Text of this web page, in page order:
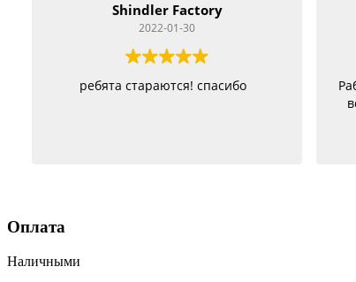
Vitacom Xpert
2022-01-22
Работают как черти, стараются изо
Оплата
Наличными